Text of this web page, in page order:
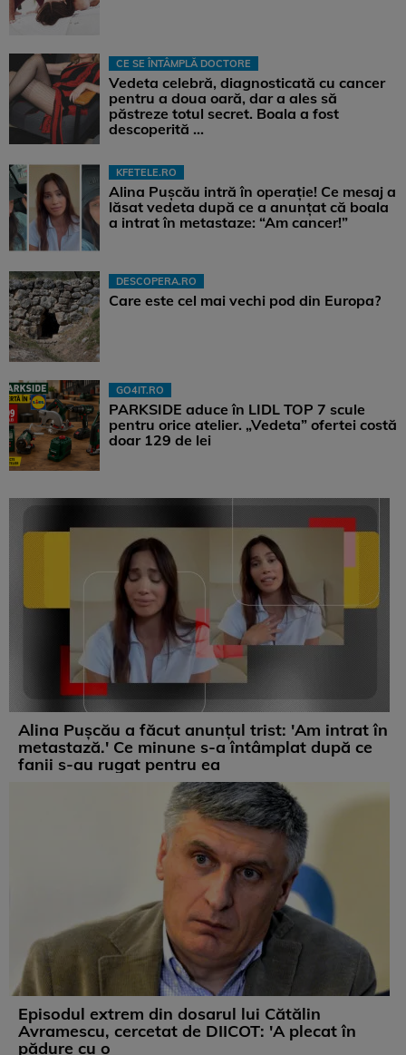
CE SE ÎNTÂMPLĂ DOCTORE
Vedeta celebră, diagnosticată cu cancer
pentru a doua oară, dar a ales să
păstreze totul secret. Boala a fost
descoperită ...
KFETELE.RO
Alina Pușcău intră în operație! Ce mesaj a
lăsat vedeta după ce a anunțat că boala
a intrat în metastaze: “Am cancer!”
DESCOPERA.RO
Care este cel mai vechi pod din Europa?
GO4IT.RO
PARKSIDE aduce în LIDL TOP 7 scule
pentru orice atelier. „Vedeta” ofertei costă
doar 129 de lei
Alina Pușcău a făcut anunțul trist: 'Am intrat în
metastază.' Ce minune s-a întâmplat după ce
fanii s-au rugat pentru ea
Episodul extrem din dosarul lui Cătălin
Avramescu, cercetat de DIICOT: 'A plecat în
pădure cu o